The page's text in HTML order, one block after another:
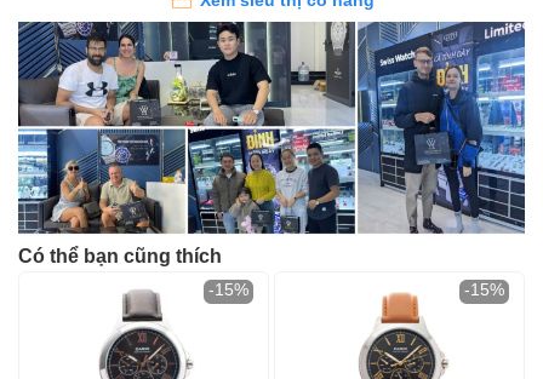
Có thể bạn cũng thích
-15% -15%